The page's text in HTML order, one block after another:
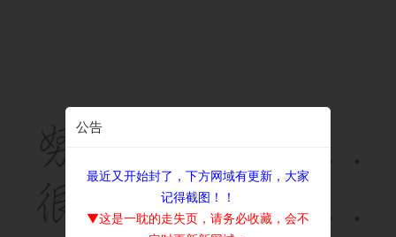
公告
最近又开始封了，下方网域有更新，大家
记得截图！！
▼这是一耽的走失页，请务必收藏，会不